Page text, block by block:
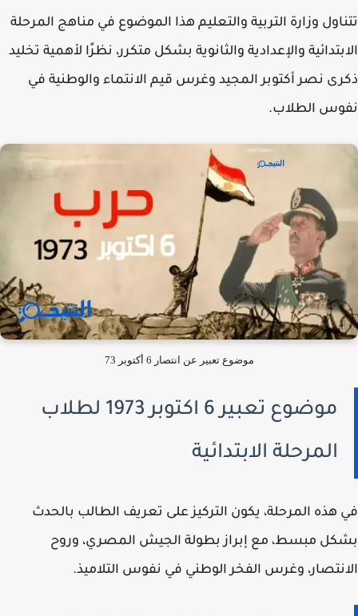
وزارة التربية والتعليم هذا الموضوع في مناهج المرحلة
والإعدادية والثانوية بشكل متكرر، نظرًا لأهمية تخليد
نصر أكتوبر المجيد وغرس قيم الانتماء والوطنية في
الطلاب.
موضوع تعبير عن انتصار 6 أكتوبر 73
موضوع تعبير 6 اكتوبر 1973 لطلاب
المرحلة الابتدائية
هذه المرحلة، يكون التركيز على تعريف الطالب بالحدث
مبسط، مع إبراز بطولة الجيش المصري، وروح
وغرس الفخر الوطني في نفوس التلاميذ.